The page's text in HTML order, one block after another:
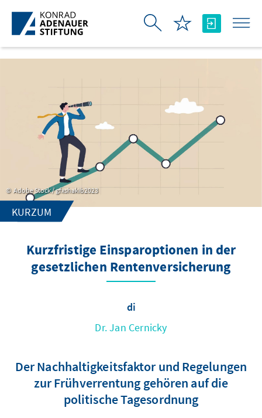
Skip to Main Content
Adobe Stock / gfxshakib2023
KURZUM
Kurzfristige Einsparoptionen in der
gesetzlichen Rentenversicherung
di
Dr. Jan Cernicky
Der Nachhaltigkeitsfaktor und Regelungen
zur Frühverrentung gehören auf die
politische Tagesordnung